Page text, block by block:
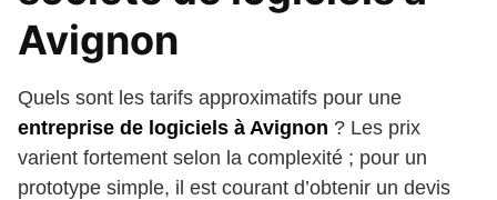
Avignon
Quels sont les tarifs approximatifs pour une
entreprise de logiciels à Avignon ? Les prix
varient fortement selon la complexité ; pour un
prototype simple, il est courant d’obtenir un devis